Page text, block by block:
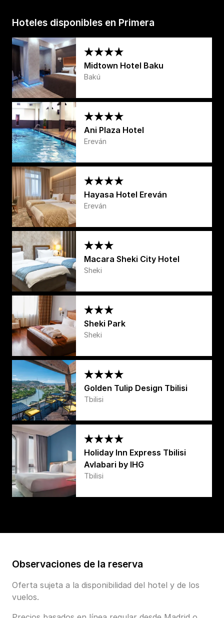
Hoteles disponibles en Primera
Midtown Hotel Baku
Bakú
Ani Plaza Hotel
Ereván
Hayasa Hotel Ereván
Ereván
Macara Sheki City Hotel
Sheki
Sheki Park
Sheki
Golden Tulip Design Tbilisi
Tbilisi
Holiday Inn Express Tbilisi
Avlabari by IHG
Tbilisi
Observaciones de la reserva
Oferta sujeta a la disponibilidad del hotel y de los
vuelos.